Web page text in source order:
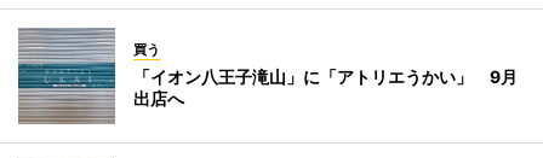
買う
「イオン八王子滝山」に「アトリエうかい」 9月
出店へ